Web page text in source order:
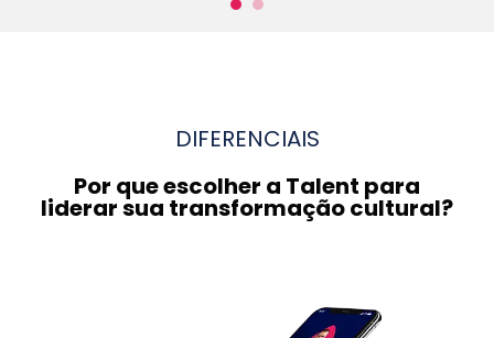
DIFERENCIAIS
Por que escolher a Talent para
liderar sua transformação cultural?